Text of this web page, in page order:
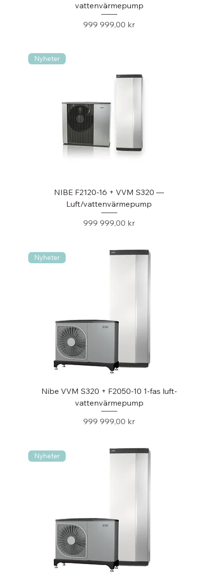
vattenvärmepump
Pris
999 999,00 kr
Nyheter
NIBE F2120-16 + VVM S320 —
Luft/vattenvärmepump
Pris
999 999,00 kr
Nyheter
Nibe VVM S320 + F2050-10 1-fas luft-
vattenvärmepump
Pris
999 999,00 kr
Nyheter